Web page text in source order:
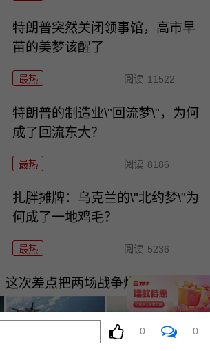
特朗普突然关闭领事馆，高市早
苗的美梦该醒了
最热 阅读 11522
特朗普的制造业\"回流梦\"，为何
成了回流东大？
最热 阅读 8186
扎胖摊牌：乌克兰的\"北约梦\"为
何成了一地鸡毛？
最热 阅读 5236
这次差点把两场战争炸成一锅粥！
0 0